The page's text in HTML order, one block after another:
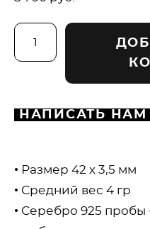
НАПИСАТЬ НАМ
• Размер 42 х 3,5 мм
• Средний вес 4 гр
• Серебро 925 пробы